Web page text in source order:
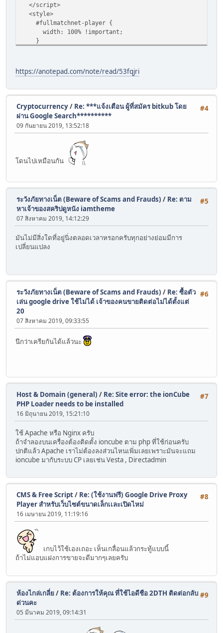
</script>
<style>
#fullmatchnet-player {
width: 100% !important;
}
height: 100% !important;
}
body,
html {
padding-left: 0;
}
padding-bottom: 0;
#fullmatchnet-player {
position: absolute;
}
#fullmatchnet-player,
html {
background: #000;
body,
html {
padding-right: 0;
}
html,
body {
padding-top: 0;
}
margin-left: 0;
}
body {
}
html,
body {
body,
html {
margin-top: 0;
html,
body {
overflow: hidden;
.fullmatchnet-iframe {
position: absolute;
width: 100% !important;
height: 100% !important
https://anotepad.com/note/read/53fqjri
#4
Cryptocurrency/ Re: ***แจ้งเตือน ผู้ที่สมัคร bitkub โดย
ผ่าน Google Search**********
09 กันยายน 2019, 13:52:18
โดนไปเหมือนกัน
#5
ระวังภัยทางเน็ต (Beware of Scams and Frauds) / Re: ตาม
หาเจ้าของสคริปดูหนัง iamtheme
07 สิงหาคม 2019, 14:12:29
มันไม่มีสิ่งใดที่อยู่นิ่งตลอดเวลาหรอกครับทุกอย่างย่อมมีการ
เปลี่ยนแปลง
#6
ระวังภัยทางเน็ต (Beware of Scams and Frauds) / Re: ซื้อตัว
เล่น google drive ใช้ไม่ได้ เจ้าของคนขายติดต่อไม่ได้ตั้งแต่
20
07 สิงหาคม 2019, 09:33:55
นึกว่าเครียกันได้แล้วนะ
#7
Host & Domain (general) / Re: Site error: the ionCube
PHP Loader needs to be installed
16 มิถุนายน 2019, 15:21:10
ใช้ Apache หรือ Nginx ครับ
ถ้าจำลองบนเครื่องต้องติดตั้ง ioncube ตาม php ที่ใช้ก่อนครับ
ปกติแล้ว Apache เราไม่ต้องลงส่วนไหนเพิ่มเลยเพราะมันจะแถม
ioncube มากับระบบ CP เลยเช่น Vesta , Directadmin
#8
CMS & Free Script/ Re: (ใช้งานฟรี) Google Drive Proxy
Player สำหรับเว็บไซต์ขนาดเล็กเเละเปิดไหม่
16 เมษายน 2019, 11:19:16
เกบไว้ใช้เองเถอะ เห็นเกลื่อนแล้วกระทู้แบบนี้
ถ้าไม่แอบแฝงการขายจะดีมากๆเลยครับ
#9
ห้องไกล่เกลี่ย/ Re: ต้องการให้คุณ ที่ใช้ไอดีชือ 2DTH​ ติดต่อกลับ
ด่วนคะ
05 มีนาคม 2019, 09:14:31